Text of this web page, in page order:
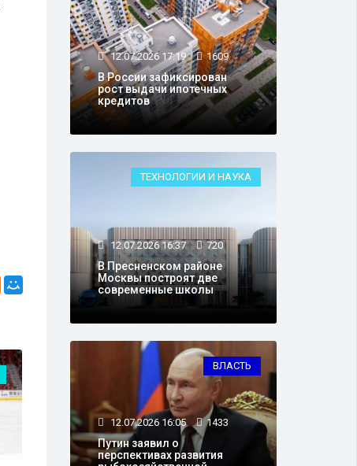
СПОРТ
12.07.2026 17:19 1609
В России зафиксирован
рост выдачи ипотечных
кредитов
ТЕХНОЛОГИИ И НАУКА
12.07.2026 16:37 720
В Пресненском районе
Москвы построят две
современные школы
ВЛАСТЬ
12.07.2026 16:05 1433
Путин заявил о
перспективах развития